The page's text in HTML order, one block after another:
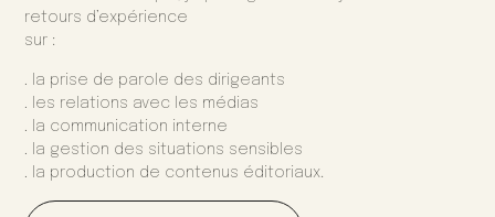
retours d’expérience
sur :
la prise de parole des dirigeants
les relations avec les médias
la communication interne
la gestion des situations sensibles
la production de contenus éditoriaux.